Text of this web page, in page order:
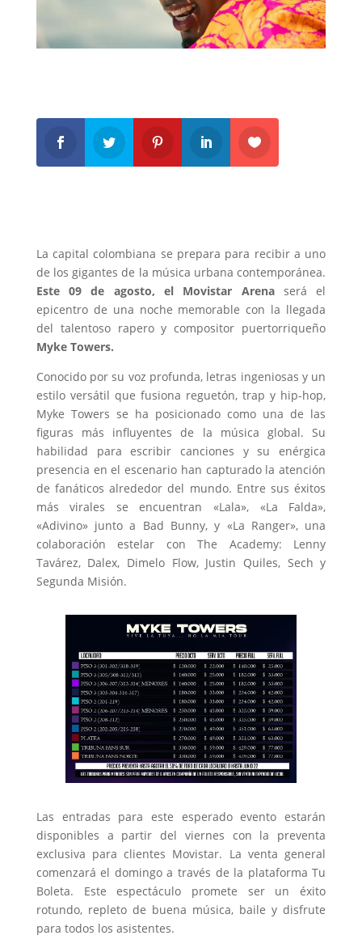
La capital colombiana se prepara para recibir a uno
de los gigantes de la música urbana contemporánea.
Este 09 de agosto, el Movistar Arenaserá el
epicentro de una noche memorable con la llegada
del talentoso rapero y compositor puertorriqueño
Myke Towers.
Conocido por su voz profunda, letras ingeniosas y un
estilo versátil que fusiona reguetón, trap y hip-hop,
Myke Towers se ha posicionado como una de las
figuras más influyentes de la música global. Su
habilidad para escribir canciones y su enérgica
presencia en el escenario han capturado la atención
de fanáticos alrededor del mundo. Entre sus éxitos
más virales se encuentran «Lala», «La Falda»,
«Adivino» junto a Bad Bunny, y «La Ranger», una
colaboración estelar con The Academy: Lenny
Tavárez, Dalex, Dimelo Flow, Justin Quiles, Sech y
Segunda Misión.
Las entradas para este esperado evento estarán
disponibles a partir del viernes con la preventa
exclusiva para clientes Movistar. La venta general
comenzará el domingo a través de la plataforma Tu
Boleta. Este espectáculo promete ser un éxito
rotundo, repleto de buena música, baile y disfrute
para todos los asistentes.